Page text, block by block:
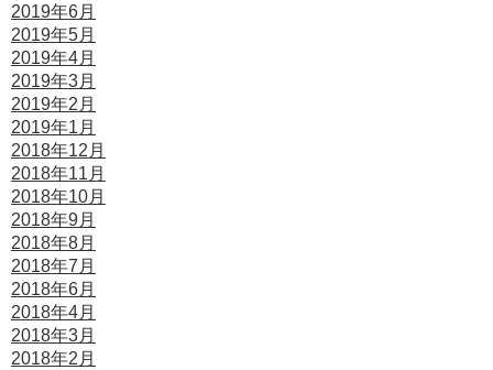
2019年6月
2019年5月
2019年4月
2019年3月
2019年2月
2019年1月
2018年12月
2018年11月
2018年10月
2018年9月
2018年8月
2018年7月
2018年6月
2018年4月
2018年3月
2018年2月